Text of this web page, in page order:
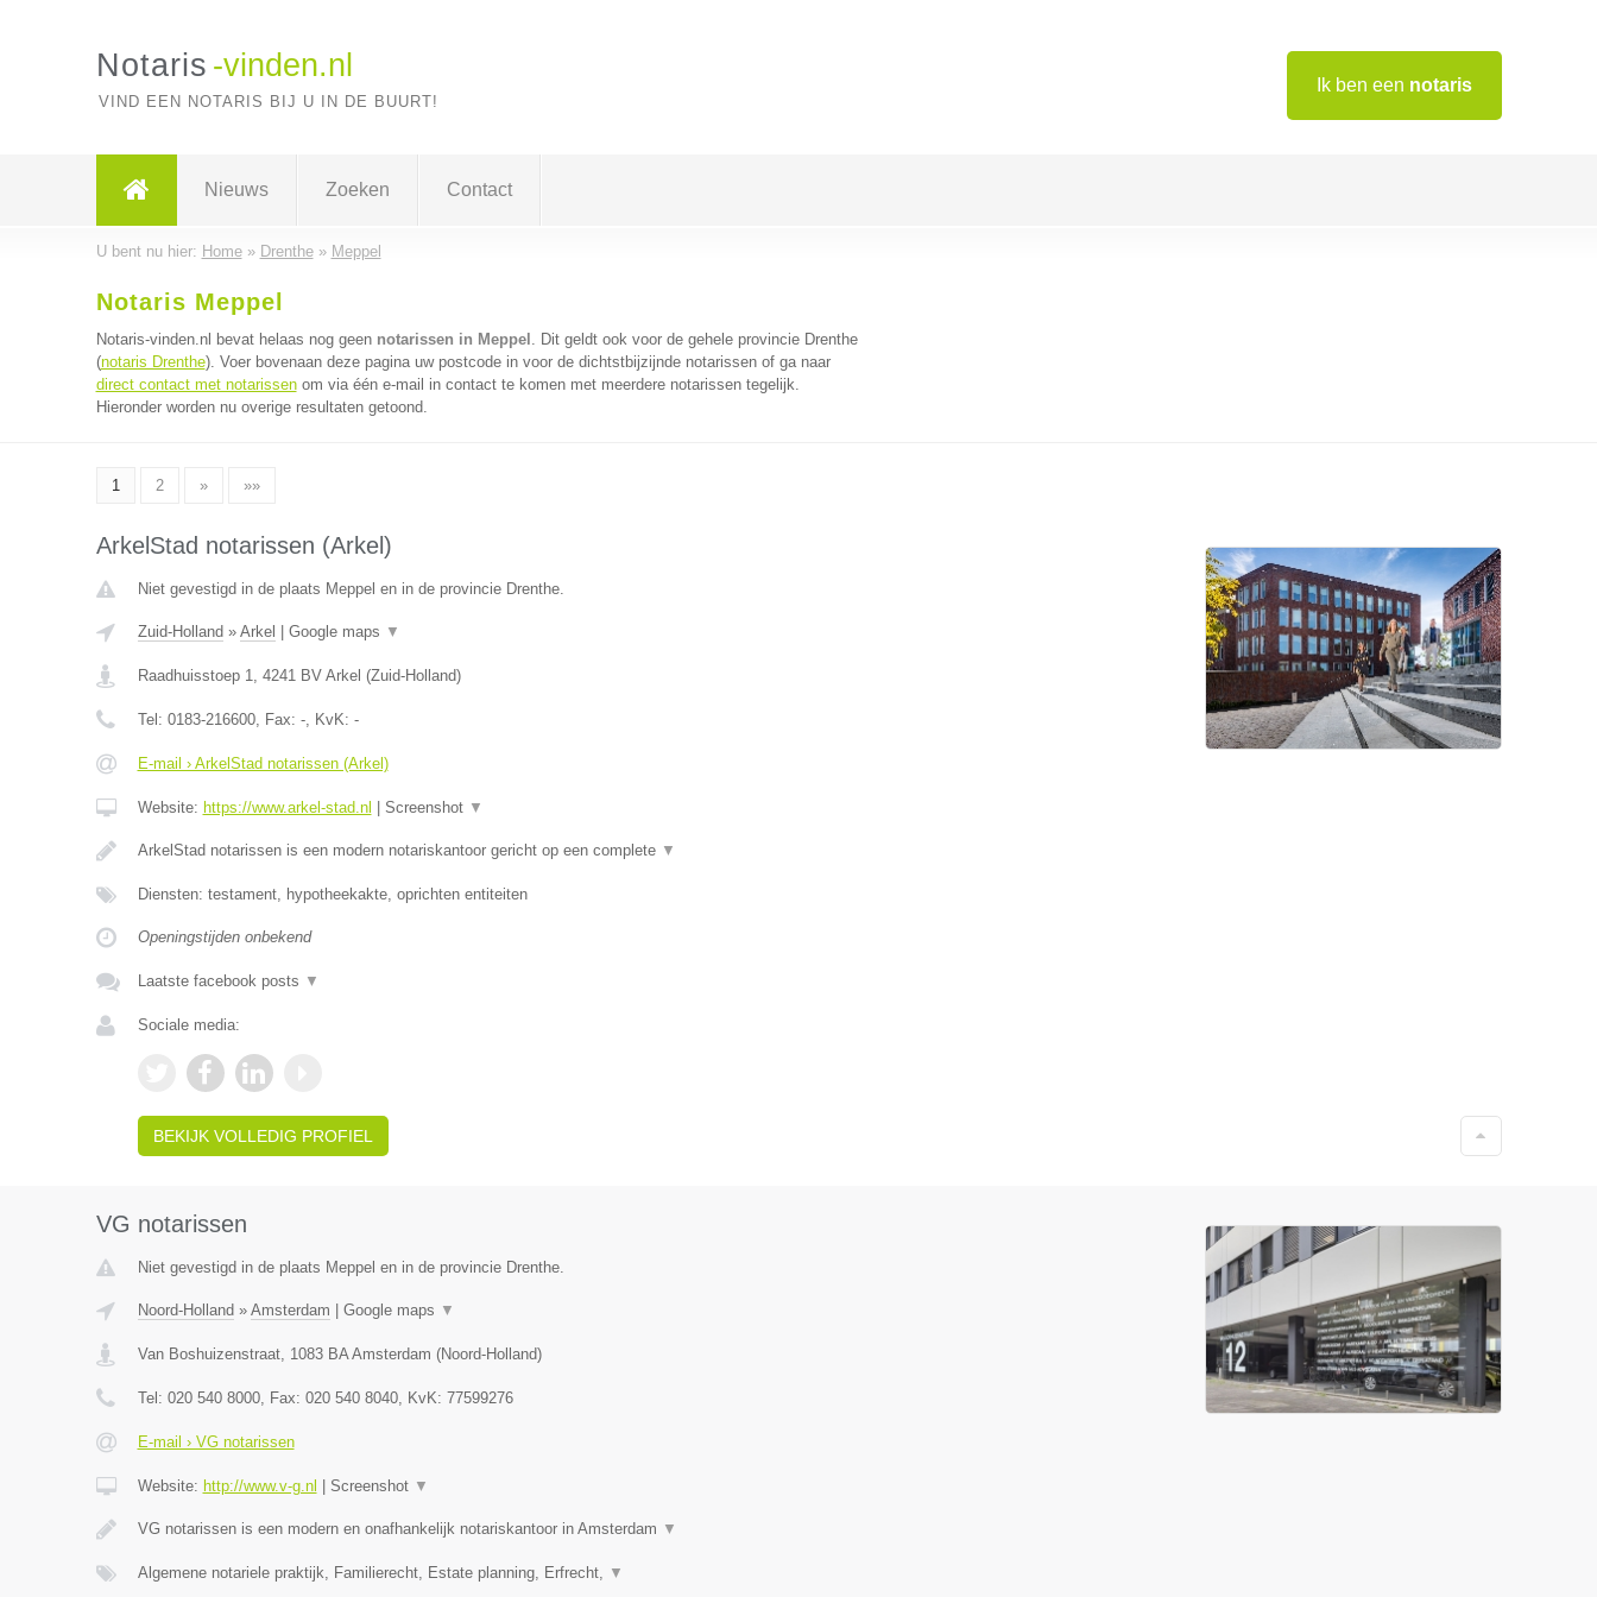
Ik ben een notaris
Notaris -vinden.nl
VIND EEN NOTARIS BIJ U IN DE BUURT!
Nieuws Zoeken Contact
U bent nu hier: Home» Drenthe» Meppel
Notaris Meppel
Notaris-vinden.nl bevat helaas nog geen notarissen in Meppel . Dit geldt ook voor de gehele provincie Drenthe
(notaris Drenthe). Voer bovenaan deze pagina uw postcode in voor de dichtstbijzijnde notarissen of ga naar
direct contact met notarissenom via één e-mail in contact te komen met meerdere notarissen tegelijk.
Hieronder worden nu overige resultaten getoond.
1 2 » »»
ArkelStad notarissen (Arkel)
Niet gevestigd in de plaats Meppel en in de provincie Drenthe.
Zuid-Holland » Arkel Google maps ▼
Raadhuisstoep 1, 4241 BV Arkel (Zuid-Holland)
Tel: 0183-216600, Fax: -, KvK: -
E-mail › ArkelStad notarissen (Arkel)
Website: https://www.arkel-stad.nl Screenshot ▼
ArkelStad notarissen is een modern notariskantoor gericht op een complete ▼
Diensten: testament, hypotheekakte, oprichten entiteiten
Openingstijden onbekend
Laatste facebook posts ▼
Sociale media:
BEKIJK VOLLEDIG PROFIEL
VG notarissen
Niet gevestigd in de plaats Meppel en in de provincie Drenthe.
Noord-Holland » Amsterdam Google maps ▼
Van Boshuizenstraat, 1083 BA Amsterdam (Noord-Holland)
Tel: 020 540 8000, Fax: 020 540 8040, KvK: 77599276
E-mail › VG notarissen
Website: http://www.v-g.nl Screenshot ▼
VG notarissen is een modern en onafhankelijk notariskantoor in Amsterdam ▼
Algemene notariele praktijk, Familierecht, Estate planning, Erfrecht, ▼